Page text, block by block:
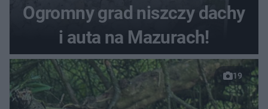
Ogromny grad niszczy dachy
i auta na Mazurach!
19